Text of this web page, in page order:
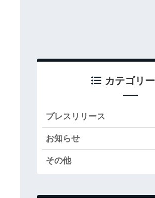
カテゴリー
プレスリリース
お知らせ
その他